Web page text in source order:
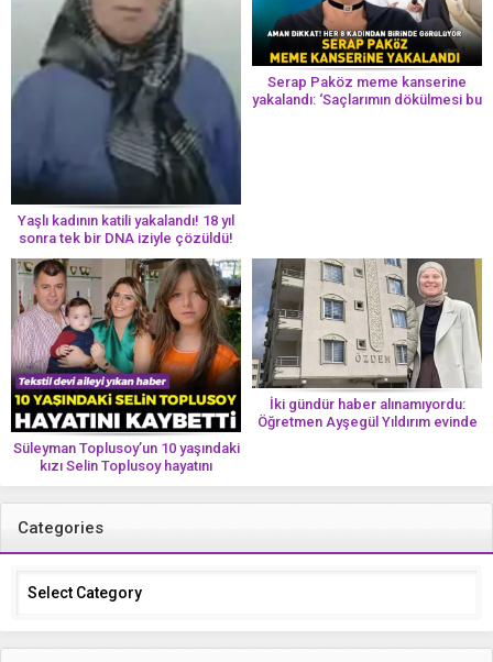
Yaşlı kadının katili yakalandı! 18 yıl
sonra tek bir DNA iziyle çözüldü!
Serap Paköz meme kanserine
yakalandı: ‘Saçlarımın dökülmesi bu
Süleyman Toplusoy’un 10 yaşındaki
kızı Selin Toplusoy hayatını
kaybetti! ‘Ah dünya güzeli melek’
İki gündür haber alınamıyordu:
Öğretmen Ayşegül Yıldırım evinde
Categories
Categories